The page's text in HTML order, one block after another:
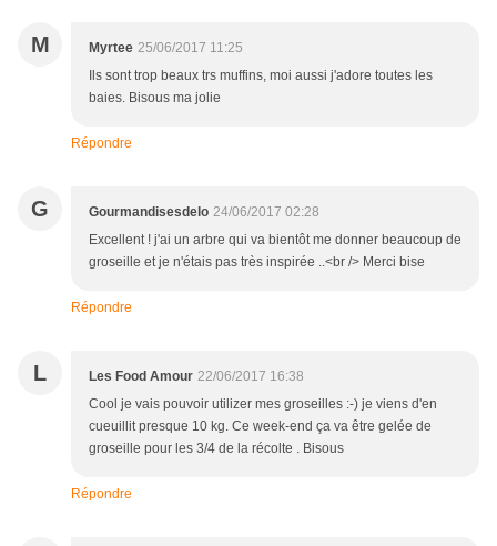
M Myrtee 25/06/2017 11:25
Ils sont trop beaux trs muffins, moi aussi j'adore toutes les
baies. Bisous ma jolie
Répondre
G Gourmandisesdelo 24/06/2017 02:28
Excellent ! j'ai un arbre qui va bientôt me donner beaucoup de
groseille et je n'étais pas très inspirée ..<br /> Merci bise
Répondre
L Les Food Amour 22/06/2017 16:38
Cool je vais pouvoir utilizer mes groseilles :-) je viens d'en
cueuillit presque 10 kg. Ce week-end ça va être gelée de
groseille pour les 3/4 de la récolte . Bisous
Répondre